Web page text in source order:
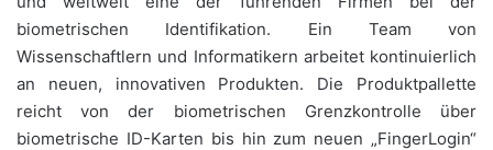
biometrischen Identifikation. Ein Team von
Wissenschaftlern und Informatikern arbeitet kontinuierlich
an neuen, innovativen Produkten. Die Produktpallette
reicht von der biometrischen Grenzkontrolle über
biometrische ID-Karten bis hin zum neuen „FingerLogin“